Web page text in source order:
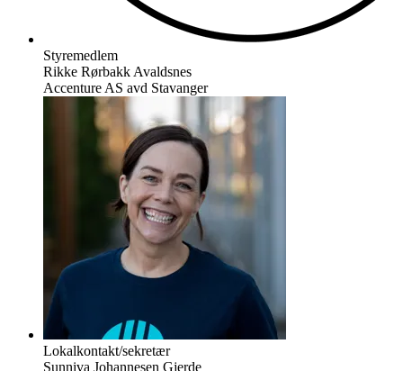
Styremedlem
Rikke Rørbakk Avaldsnes
Accenture AS avd Stavanger
Lokalkontakt/sekretær
Sunniva Johannesen Gjerde